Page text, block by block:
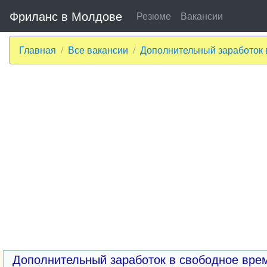
Фриланс в Молдове Резюме Вакансии
Главная Все вакансии Дополнительный
Дополнительный заработок в свободное